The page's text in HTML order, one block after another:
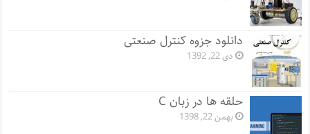
دانلود جزوه کنترل صنعتی
دی 22, 1392
حلقه ها در زبان C
بهمن 22, 1398